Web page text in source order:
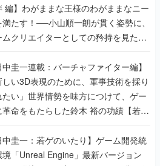
編】わがままな王様のわがままなニー
満たす！──小山順一朗が貫く姿勢に、
ムクリエイターとしての矜持を見た
ゲのいたり最終回】
中圭一連載：バーチャファイター編】
しい3D表現のために、軍事技術を採り
たい」世界情勢を味方につけて、ゲー
革命をもたらした鈴木 裕の功績【若ゲ
たり】
中圭一：若ゲのいたり】ゲーム開発統
境「Unreal Engine」最新バージョン